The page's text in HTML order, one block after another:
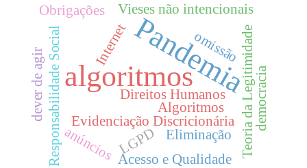
algoritmos
Pandemia
Responsabilidade Social Teoria da Legitimidade
Evidenciação Discricionária
Direitos Humanos
Internet
anúncios
Algoritmos
Vieses não intencionais
Eliminação
LGPD
Obrigações
Acesso e Qualidade
omissão
dever de agir democracia